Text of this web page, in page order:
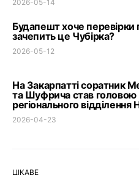
2026-05-14
Будапешт хоче перевірки
зачепить це Чубірка?
2026-05-12
На Закарпатті соратник
та Шуфрича став головою
регіонального відділення
2026-04-23
ЦІКАВЕ